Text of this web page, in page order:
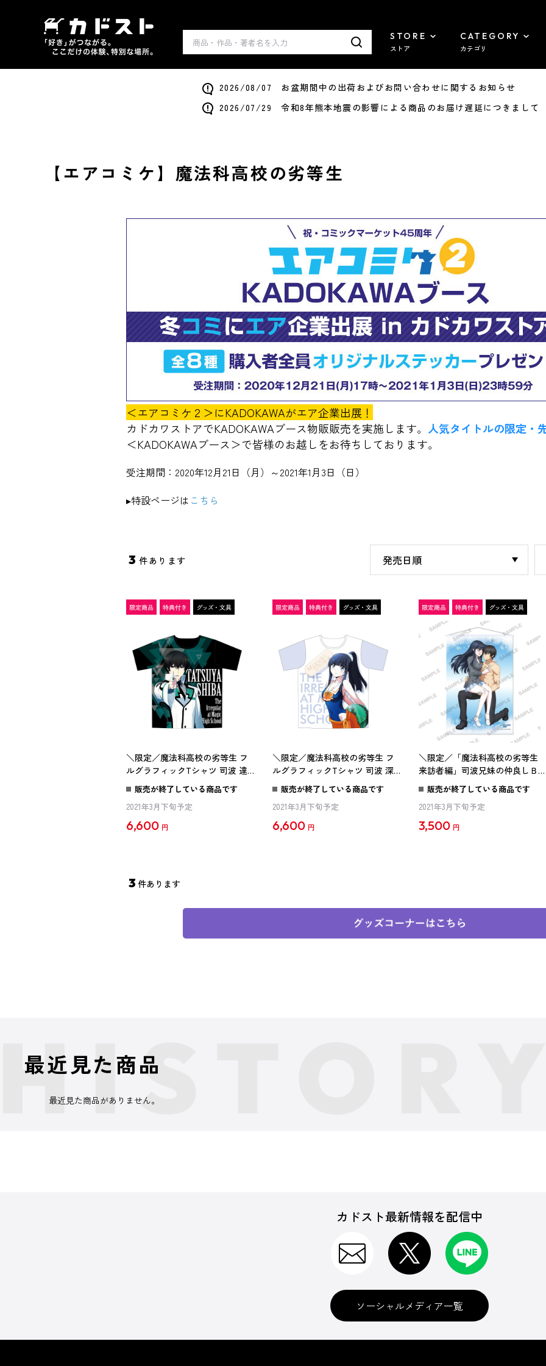
STORE
ストア
CATEGORY
カテゴリ
2026/08/07 お盆期間中の出荷およびお問い合わせに関するお知らせ
2026/07/29 令和8年熊本地震の影響による商品のお届け遅延につきまして
【エアコミケ】魔法科高校の劣等生
＜エアコミケ２＞にKADOKAWAがエア企業出展！
カドカワストアでKADOKAWAブース物販販売を実施します。 人気タイトルの限定・
＜KADOKAWAブース＞で皆様のお越しをお待ちしております。
受注期間：2020年12月21日（月）～2021年1月3日（日）
▸特設ページは こちら
3 件あります
＼限定／魔法科高校の劣等生 フ
ルグラフィックTシャツ 司波 達
也(限定特典缶バッジ付き)
販売が終了している商品です
2021年3月下旬予定
6,600 円
＼限定／魔法科高校の劣等生 フ
ルグラフィックTシャツ 司波 深
雪(限定特典缶バッジ付き)
販売が終了している商品です
2021年3月下旬予定
6,600 円
＼限定／「魔法科高校の劣等生
来訪者編」司波兄妹の仲良しＢ２
タペストリー
販売が終了している商品です
2021年3月下旬予定
3,500 円
3 件あります
最近見た商品
最近見た商品がありません。
カドスト最新情報を配信中
ソーシャルメディア一覧